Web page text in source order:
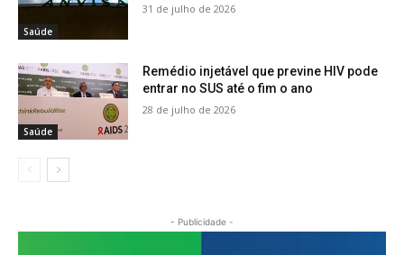
Saúde
31 de julho de 2026
Saúde
Remédio injetável que previne HIV pode
entrar no SUS até o fim o ano
28 de julho de 2026
- Publicidade -